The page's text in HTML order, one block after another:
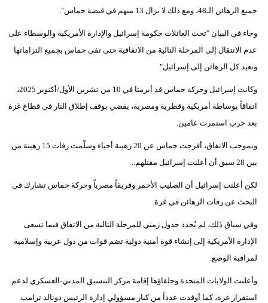
جميع الرهائن الـ48، ومع ذلك لا يزال 13 منهم في قبضة حماس".
وجاء في البيان "تحث العائلات حكومة إسرائيل والإدارة الأمريكية والوسطاء على
عدم الانتقال إلى المرحلة التالية من الاتفاقية حتى تفي حماس بجميع التزاماتها
وتعيد كل الرهائن إلى إسرائيل".
وكانت إسرائيل وحركة حماس قد أبرمتا في 10 من تشرين الأول/أكتوبر 2025،
اتفاقاً بوساطة أمريكية وقطرية ومصرية، يقضي بوقف إطلاق النار في قطاع غزة
بعد حرب استمرت عامين.
وبموجب الاتفاق، أفرجت حماس عن 20 رهينة أحياء وسلّمت رفات 15 رهينة من
بين 28 سبق أن أعلنت إسرائيل مقتلهم..
لكن أعلنت إسرائيل أن الصليب الأحمر وفريقاً مصرياً وحركة حماس تشارك في
البحث عن رفات الرهائن في غزة.
وفي سياق ذلك، لم يُحدد جدول زمني للمرحلة التالية من الاتفاق فيما تسعى
الإدارة الأمريكية إلى إنشاء قوة أمنية دولية تضم قوات من دول عربية وإسلامية
لمراقبة الوضع.
وأعلنت الولايات المتحدة وحلفاؤها إقامة مركز التنسيق المدني-العسكري لدعم
استقرار غزة، كما أوفدت عدداً من كبار مسؤولي إدارة الرئيس دونالد ترامب